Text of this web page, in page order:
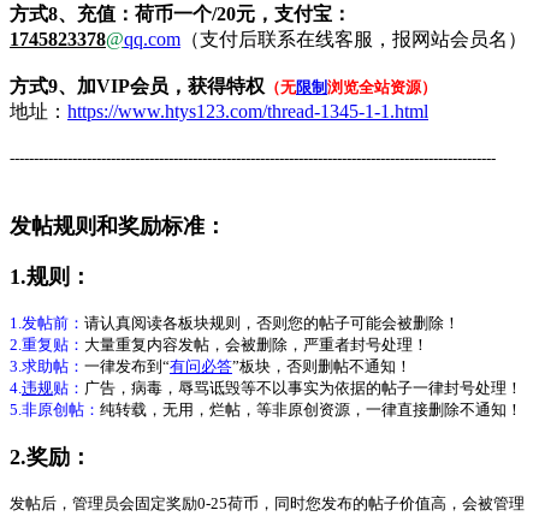
方式8、充值：荷币一个/20元，支付宝：
1745823378@qq.com （支付后联系在线客服，报网站会员名）
方式9、 加VIP会员，获得特权 （无限制 浏览全站资源）
地址： https://www.htys123.com/thread-1345-1-1.html
-----------------------------------------------------------------------------------------------------
发帖规则和奖励标准：
1.规则：
1.发帖前： 请认真阅读各板块规则，否则您的帖子可能会被删除！
2.重复贴： 大量重复内容发帖，会被删除，严重者封号处理！
3.求助帖： 一律发布到“有问必答”板块，否则删帖不通知！
4.违规贴： 广告，病毒，辱骂诋毁等不以事实为依据的帖子一律封号处理！
5.非原创帖： 纯转载，无用，烂帖，等非原创资源，一律直接删除不通知！
2.奖励：
发帖后，管理员会固定奖励0-25荷币，同时您发布的帖子价值高，会被管理